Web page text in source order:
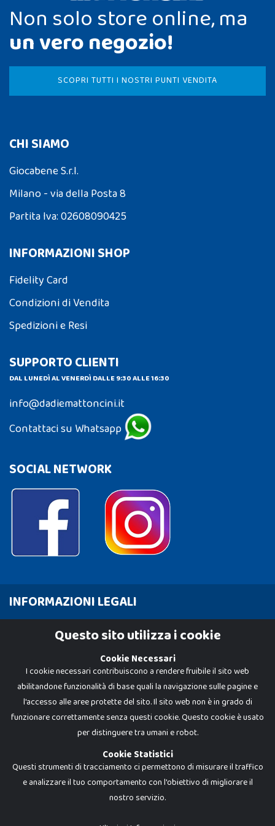
Non solo store online, ma
un vero negozio!
SCOPRI TUTTI I NOSTRI PUNTI VENDITA
CHI SIAMO
Giocabene S.r.l.
Milano - via della Posta 8
Partita Iva: 02608090425
INFORMAZIONI SHOP
Fidelity Card
Condizioni di Vendita
Spedizioni e Resi
SUPPORTO CLIENTI
DAL LUNEDÌ AL VENERDÌ DALLE 9:30 ALLE 16:30
info@dadiemattoncini.it
Contattaci su Whatsapp
SOCIAL NETWORK
INFORMAZIONI LEGALI
Cookie Policy
Dadi e Mattoncini è un brand di Giocabene Srl. Ogni riproduzione o utilizzo non
Questo sito utilizza i cookie
Cookie Necessari
I cookie necessari contribuiscono a rendere fruibile il sito web
abilitandone funzionalità di base quali la navigazione sulle pagine e
l'accesso alle aree protette del sito. Il sito web non è in grado di
funzionare correttamente senza questi cookie. Questo cookie è usato
per distinguere tra umani e robot.
Cookie Statistici
Questi strumenti di tracciamento ci permettono di misurare il traffico
e analizzare il tuo comportamento con l'obiettivo di migliorare il
nostro servizio.